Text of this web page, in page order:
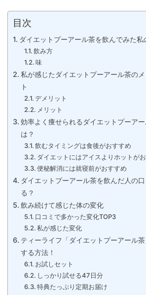
目次
ダイエットプーアール茶を飲んでみた私
飲み方
味
私が感じたダイエットプーアール茶の
ト
デメリット
メリット
効率よく痩せられるダイエットプーア
は？
飲むタイミングは食後がおすすめ
ダイエットにはアイスよりホットが
便秘解消には就寝前がおすすめ
ダイエットプーアール茶を飲んだ人の
る？
飲み続けて感じた体の変化
口コミで多かった変化TOP3
私が感じた変化
ティーライフ「ダイエットプーアール
する方法！
お試しセット
しっかり試せる47日分
特典たっぷり定期お届け